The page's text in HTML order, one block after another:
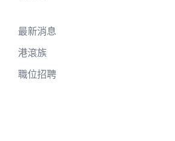
最新消息
港滾族
職位招聘